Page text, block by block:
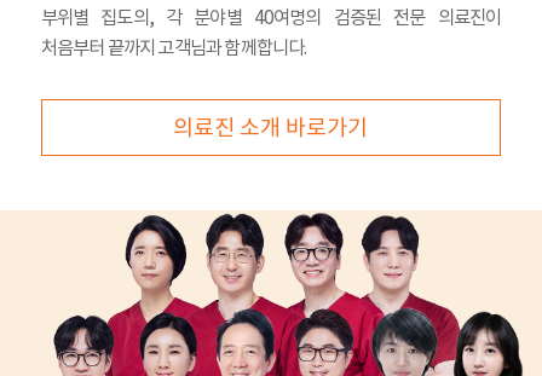
부위별 집도의, 각 분야별 40여명의 검증된 전문 의료진이
처음부터 끝까지 고객님과 함께합니다.
의료진 소개 바로가기